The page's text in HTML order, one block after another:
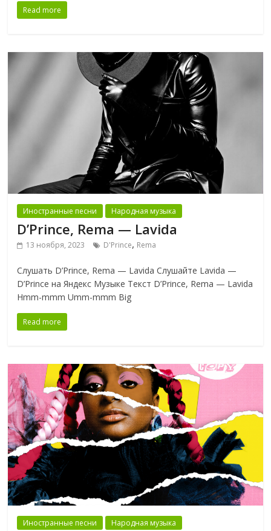
Read more
Иностранные песни Народная музыка
D’Prince, Rema — Lavida
13 ноября, 2023 D'Prince, Rema
Слушать D’Prince, Rema — Lavida Слушайте Lavida —
D’Prince на Яндекс Музыке Текст D’Prince, Rema — Lavida
Hmm-mmm Umm-mmm Big
Read more
Иностранные песни Народная музыка